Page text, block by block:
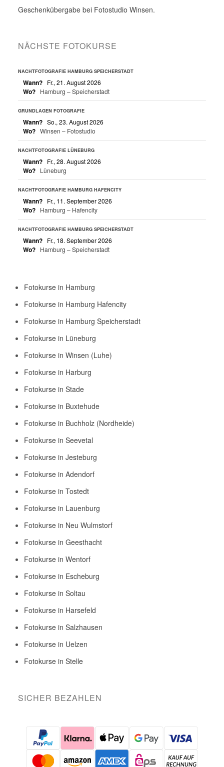
Geschenkübergabe bei Fotostudio Winsen.
NÄCHSTE FOTOKURSE
NACHTFOTOGRAFIE HAMBURG SPEICHERSTADT
Wann? Fr., 21. August 2026
Wo? Hamburg – Speicherstadt
GRUNDLAGEN FOTOGRAFIE
Wann? So., 23. August 2026
Wo? Winsen – Fotostudio
NACHTFOTOGRAFIE LÜNEBURG
Wann? Fr., 28. August 2026
Wo? Lüneburg
NACHTFOTOGRAFIE HAMBURG HAFENCITY
Wann? Fr., 11. September 2026
Wo? Hamburg – Hafencity
NACHTFOTOGRAFIE HAMBURG SPEICHERSTADT
Wann? Fr., 18. September 2026
Wo? Hamburg – Speicherstadt
Fotokurse in Hamburg
Fotokurse in Hamburg Hafencity
Fotokurse in Hamburg Speicherstadt
Fotokurse in Lüneburg
Fotokurse in Winsen (Luhe)
Fotokurse in Harburg
Fotokurse in Stade
Fotokurse in Buxtehude
Fotokurse in Buchholz (Nordheide)
Fotokurse in Seevetal
Fotokurse in Jesteburg
Fotokurse in Adendorf
Fotokurse in Tostedt
Fotokurse in Lauenburg
Fotokurse in Neu Wulmstorf
Fotokurse in Geesthacht
Fotokurse in Wentorf
Fotokurse in Escheburg
Fotokurse in Soltau
Fotokurse in Harsefeld
Fotokurse in Salzhausen
Fotokurse in Uelzen
Fotokurse in Stelle
SICHER BEZAHLEN